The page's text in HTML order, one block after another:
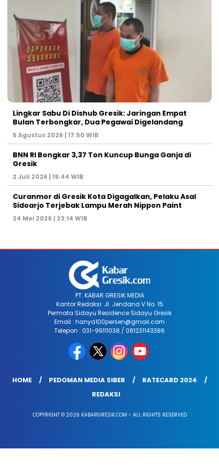
Lingkar Sabu Di Dishub Gresik: Jaringan Empat
Bulan Terbongkar, Dua Pegawai Digelandang
5 Agustus 2026 | 17:50 WIB
BNN RI Bongkar 3,37 Ton Kuncup Bunga Ganja di
Gresik
2 Juli 2026 | 19:44 WIB
Curanmor di Gresik Kota Digagalkan, Pelaku Asal
Sidoarjo Terjebak Lampu Merah Nippon Paint
24 Mei 2026 | 23:14 WIB
PT. KABAR GRESIK MEDIA
Kantor Redaksi: Jl. Jendana V No. 15
Permata Sidayu Residence Sidayu Gresik
Email : hanya100persen@gmail.com
Telepon : 031-99111038 / 081231143386
HOME PEDOMAN MEDIA SIBER
RATECARD 2024
REDAKSI
COPYRIGHT © 2026 KABARGRESIK.COM - ALL RIGHTS RESERVED